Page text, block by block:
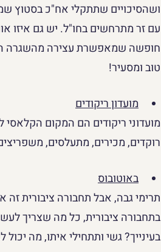
ושהסיכויים שתתקלי אח"כ בסטוץ
עם זר מתרחשים בחו"ל. יש גם איזו
חופשה שמאפשרת עצירה מהשגרה
טוב ומסעיר!
מועדון ריקודים
מועדוני ריקודים הם המקום
רוקדים, מכירים, מתעלסים,
באוטובוס
תרימי גבה, אבל תחבורה ציבורית
בתחבורה ציבורית, כל מה שצריך
בעינייך? גשי ותתחילי איתו, מה